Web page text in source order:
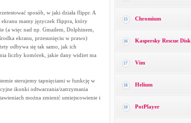
sposób, w jaki działa flippr. A
mamy języczek flippra, który
(a więc nad np. Gmailem, Dolphinem,
ekranu, przesunięciu w prawo)
odbywa się tak samo, jak ich
liczby komórek, jakie dany widżet ma
sterujemy tapnięciami w funkcję w
ikonki odtwarzania/zatrzymania
można zmienić umiejscowienie i
15 Chromium
16 Kaspersky Rescue Disk
17 Vim
18 Helium
19 PotPlayer